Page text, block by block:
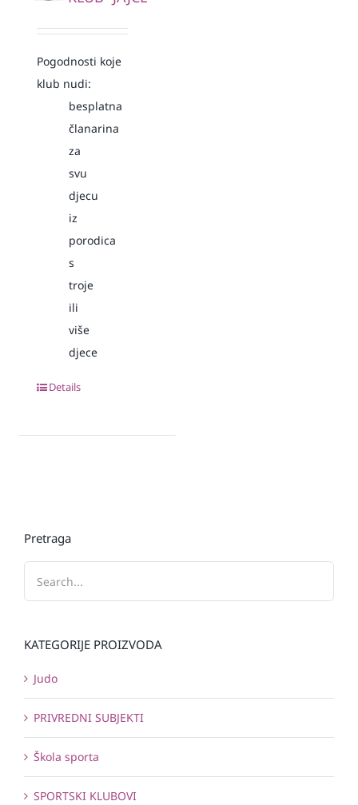
Pogodnosti koje
klub nudi:
besplatna
članarina
za
svu
djecu
iz
porodica
s
troje
ili
više
djece
Details
Pretraga
KATEGORIJE PROIZVODA
Judo
PRIVREDNI SUBJEKTI
Škola sporta
SPORTSKI KLUBOVI